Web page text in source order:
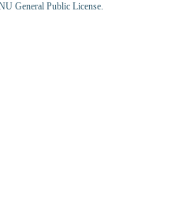
General Public License.